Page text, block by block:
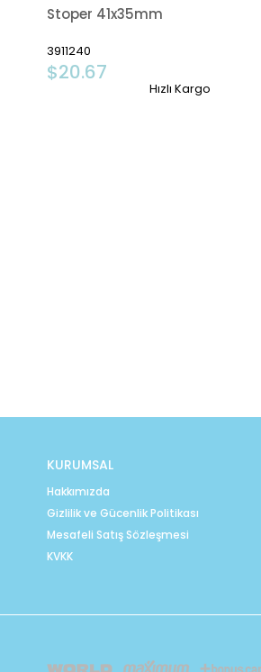
Stoper 41x35mm
3911240
$20.67
Hızlı Kargo
KURUMSAL
Hakkımızda
Gizlilik ve Gücenlik Politikası
Mesafeli Satış Sözleşmesi
KVKK